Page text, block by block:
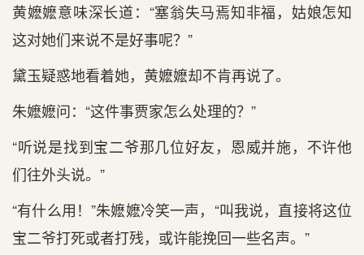
黄嬷嬷意味深长道：“塞翁失马焉知非福，姑娘怎知
这对她们来说不是好事呢？”
黛玉疑惑地看着她，黄嬷嬷却不肯再说了。
朱嬷嬷问：“这件事贾家怎么处理的？”
“听说是找到宝二爷那几位好友，恩威并施，不许他
们往外头说。”
“有什么用！”朱嬷嬷冷笑一声，“叫我说，直接将这位
宝二爷打死或者打残，或许能挽回一些名声。”